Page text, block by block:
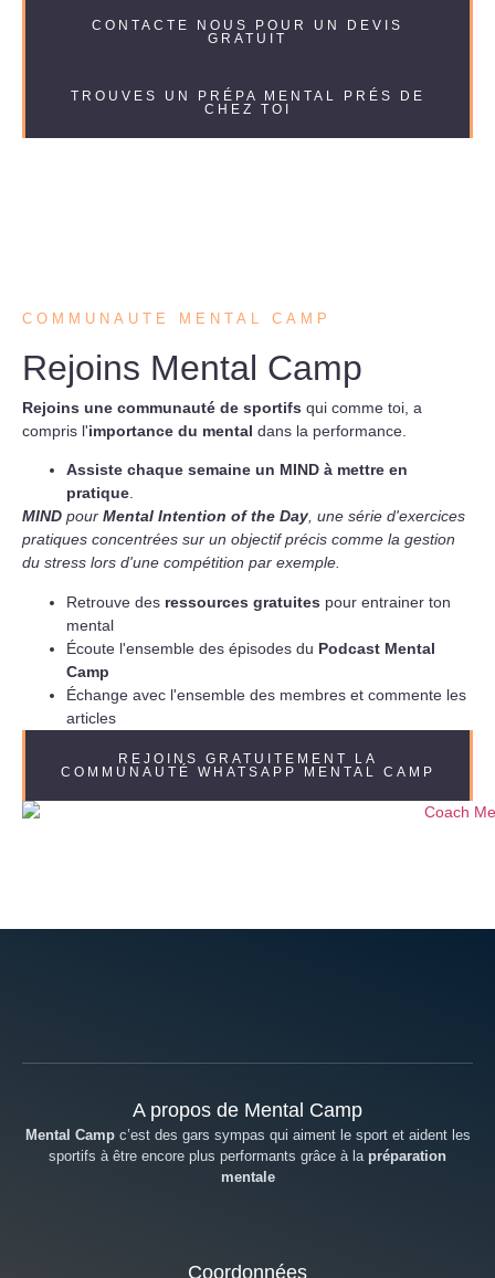
CONTACTE NOUS POUR UN DEVIS
GRATUIT
TROUVES UN PRÉPA MENTAL PRÉS DE
CHEZ TOI
COMMUNAUTE MENTAL CAMP
Rejoins Mental Camp
Rejoins une communauté de sportifs qui comme toi, a
compris l'importance du mental dans la performance.
Assiste chaque semaine un MIND à mettre en
pratique.
MIND pour Mental Intention of the Day, une série d'exercices
pratiques concentrées sur un objectif précis comme la gestion
du stress lors d'une compétition par exemple.
Retrouve des ressources gratuites pour entrainer ton
mental
Écoute l'ensemble des épisodes du Podcast Mental
Camp
Échange avec l'ensemble des membres et commente les
articles
REJOINS GRATUITEMENT LA
COMMUNAUTÉ WHATSAPP MENTAL CAMP
A propos de Mental Camp
Mental Campc’est des gars sympas qui aiment le sport et aident les
sportifs à être encore plus performants grâce à la préparation
mentale
Coordonnées